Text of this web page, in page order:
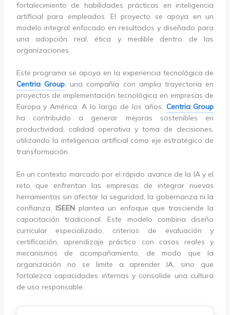
fortalecimiento de habilidades prácticas en inteligencia
artificial para empleados. El proyecto se apoya en un
modelo integral enfocado en resultados y diseñado para
una adopción real, ética y medible dentro de las
organizaciones.
Este programa se apoya en la experiencia tecnológica de
Centria Group, una compañía con amplia trayectoria en
proyectos de implementación tecnológica en empresas de
Europa y América. A lo largo de los años, Centria Group
ha contribuido a generar mejoras sostenibles en
productividad, calidad operativa y toma de decisiones,
utilizando la inteligencia artificial como eje estratégico de
transformación.
En un contexto marcado por el rápido avance de la IA y el
reto que enfrentan las empresas de integrar nuevas
herramientas sin afectar la seguridad, la gobernanza ni la
confianza, ISEENplantea un enfoque que trasciende la
capacitación tradicional. Este modelo combina diseño
curricular especializado, criterios de evaluación y
certificación, aprendizaje práctico con casos reales y
mecanismos de acompañamiento, de modo que la
organización no se limite a aprender IA, sino que
fortalezca capacidades internas y consolide una cultura
de uso responsable.